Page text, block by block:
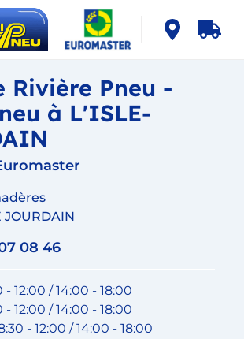
Rivière Pneu -
à L'ISLE-
JOURDAIN
08 46
- 12:00 / 14:00 - 18:00
- 12:00 / 14:00 - 18:00
- 12:00 / 14:00 - 18:00